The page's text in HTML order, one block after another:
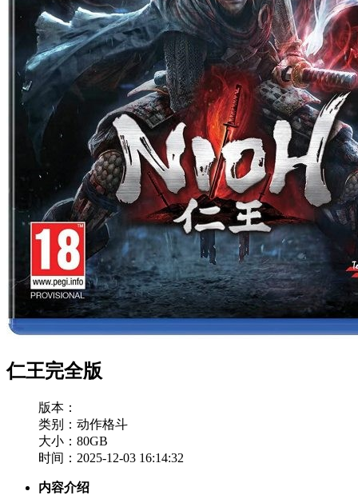
仁王完全版
版本：
类别：动作格斗
大小：80GB
时间：2025-12-03 16:14:32
内容介绍